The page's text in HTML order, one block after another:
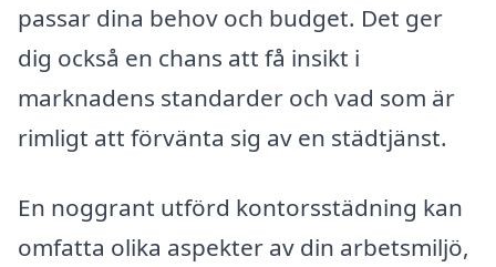
passar dina behov och budget. Det ger
dig också en chans att få insikt i
marknadens standarder och vad som är
rimligt att förvänta sig av en städtjänst.
En noggrant utförd kontorsstädning kan
omfatta olika aspekter av din arbetsmiljö,